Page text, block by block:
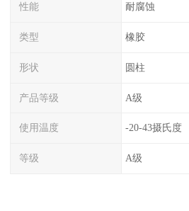
性能 耐腐蚀
类型 橡胶
形状 圆柱
产品等级 A级
使用温度 -20-43摄氏度
等级 A级